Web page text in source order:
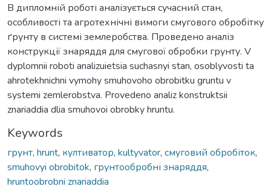
В дипломній роботі аналізується сучасний стан,
особливості та агротехнічні вимоги смугового обробітку
ґрунту в системі землеробства. Проведено аналіз
конструкції знаряддя для смугової обробки грунту. V
dyplomnii roboti analizuietsia suchasnyi stan, osoblyvosti ta
ahrotekhnichni vymohy smuhovoho obrobitku gruntu v
systemi zemlerobstva. Provedeno analiz konstruktsii
znariaddia dlia smuhovoi obrobky hruntu.
Keywords
грунт, hrunt, култиватор, kultyvator, смуговий обробіток,
smuhovyi obrobitok, грунтообробні знаряддя,
hruntoobrobni znariaddia